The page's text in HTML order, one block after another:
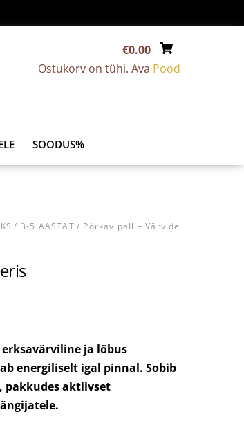
€0.00
Ostukorv on tühi. Ava Pood
SOODUS%
/ 3-5 AASTAT/ Põrkav pall – Värvide
erksavärviline ja lõbus
energiliselt igal pinnal. Sobib
pakkudes aktiivset